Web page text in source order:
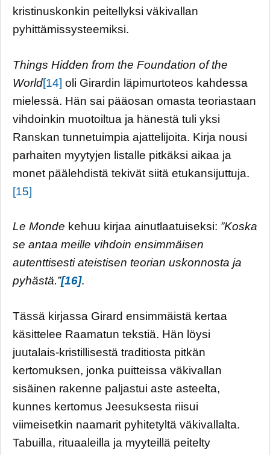
kristinuskonkin peitellyksi väkivallan
pyhittämissysteemiksi.
Things Hidden from the Foundation of the
World[14] oli Girardin läpimurtoteos kahdessa
mielessä. Hän sai pääosan omasta teoriastaan
vihdoinkin muotoiltua ja hänestä tuli yksi
Ranskan tunnetuimpia ajattelijoita. Kirja nousi
parhaiten myytyjen listalle pitkäksi aikaa ja
monet päälehdistä tekivät siitä etukansijuttuja.
[15]
Le Monde kehuu kirjaa ainutlaatuiseksi: ”Koska
se antaa meille vihdoin ensimmäisen
autenttisesti ateistisen teorian uskonnosta ja
pyhästä.”[16].
Tässä kirjassa Girard ensimmäistä kertaa
käsittelee Raamatun tekstiä. Hän löysi
juutalais-kristillisestä traditiosta pitkän
kertomuksen, jonka puitteissa väkivallan
sisäinen rakenne paljastui aste asteelta,
kunnes kertomus Jeesuksesta riisui
viimeisetkin naamarit pyhitetyltä väkivallalta.
Tabuilla, rituaaleilla ja myyteillä peitelty